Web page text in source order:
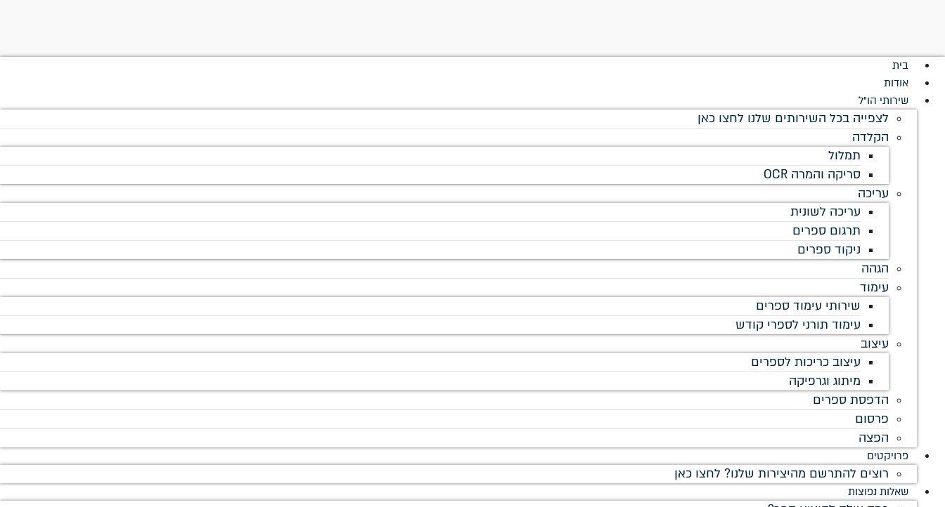
בית
אודות
שירותי הו"ל
לצפייה בכל השירותים שלנו לחצו כאן
הקלדה
תמלול
סריקה והמרה OCR
עריכה
עריכה לשונית
תרגום ספרים
ניקוד ספרים
הגהה
עימוד
שירותי עימוד ספרים
עימוד תורני לספרי קודש
עיצוב
עיצוב כריכות לספרים
מיתוג וגרפיקה
הדפסת ספרים
פרסום
הפצה
פרויקטים
רוצים להתרשם מהיצירות שלנו? לחצו כאן
שאלות נפוצות